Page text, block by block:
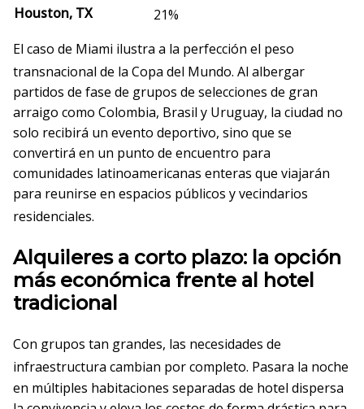
Houston, TX
21%
El caso de Miami ilustra a la perfección el peso
transnacional de la Copa del Mundo. Al albergar
partidos de fase de grupos de selecciones de gran
arraigo como Colombia, Brasil y Uruguay, la ciudad no
solo recibirá un evento deportivo, sino que se
convertirá en un punto de encuentro para
comunidades latinoamericanas enteras que viajarán
para reunirse en espacios públicos y vecindarios
residenciales.
Alquileres a corto plazo: la opción
más económica frente al hotel
tradicional
Con grupos tan grandes, las necesidades de
infraestructura cambian por completo. Pasara la noche
en múltiples habitaciones separadas de hotel dispersa